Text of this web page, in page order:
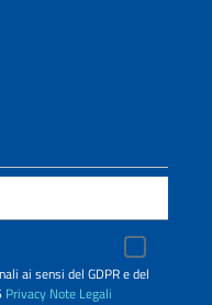
ai sensi del GDPR e del
Privacy Note Legali